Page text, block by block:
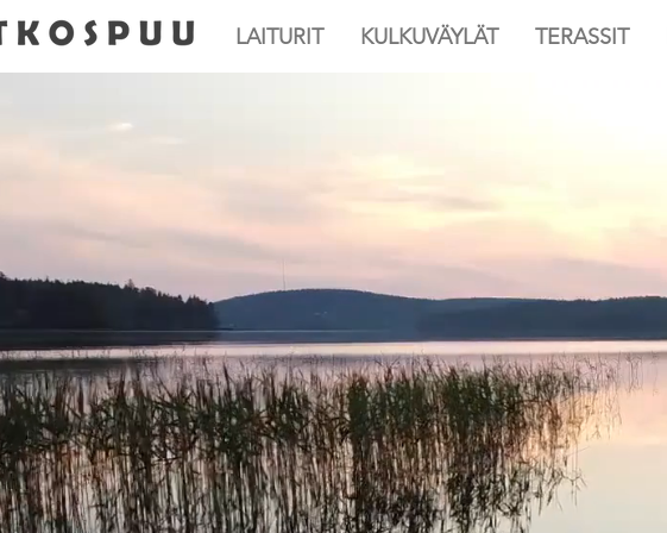
LAITURIT KULKUVÄYLÄT TERASSIT